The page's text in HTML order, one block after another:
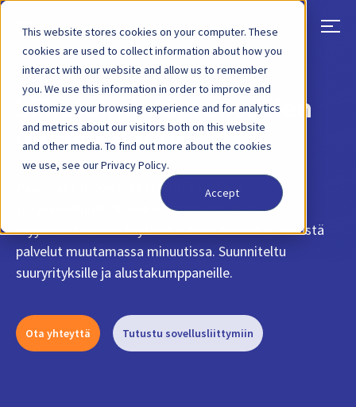
This website stores cookies on your computer. These
cookies are used to collect information about how you
interact with our website and allow us to remember
you. We use this information in order to improve and
customize your browsing experience and for analytics
and metrics about our visitors both on this website
and other media. To find out more about the cookies
we use, see our Privacy Policy.
Accept
Liiketoimintaprosessien
infrastruktuuri
Peppolin sähköisestä laskutuksesta ja
yritysviestinnästä aina ostoreskontran ja
myyntireskontran täyteen automatisointiin. Yhdistä
palvelut muutamassa minuutissa. Suunniteltu
suuryrityksille ja alustakumppaneille.
Ota yhteyttä Tutustu sovellusliittymiin